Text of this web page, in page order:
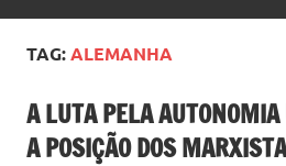
TAG:ALEMANHA
A LUTA PELA
A POSIÇÃO DOS